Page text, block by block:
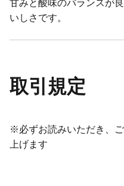
甘みと酸味のバランスが
いしさです。
取引規定
※必ずお読みいただき、
上げます